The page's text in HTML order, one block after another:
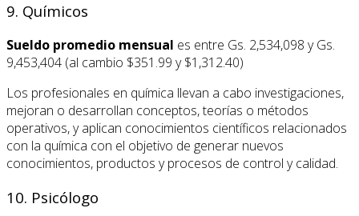
9. Químicos
Sueldo promedio mensual es entre Gs. 2,534,098 y Gs.
9,453,404 (al cambio $351.99 y $1,312.40)
Los profesionales en química llevan a cabo investigaciones,
mejoran o desarrollan conceptos, teorías o métodos
operativos, y aplican conocimientos científicos relacionados
con la química con el objetivo de generar nuevos
conocimientos, productos y procesos de control y calidad.
10. Psicólogo